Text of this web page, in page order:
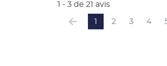
1 - 3 de 21 avis
1 2 3 4